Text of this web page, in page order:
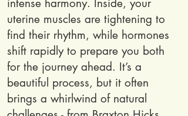
intense harmony. Inside, your
uterine muscles are tightening to
find their rhythm, while hormones
shift rapidly to prepare you both
for the journey ahead. It’s a
beautiful process, but it often
brings a whirlwind of natural